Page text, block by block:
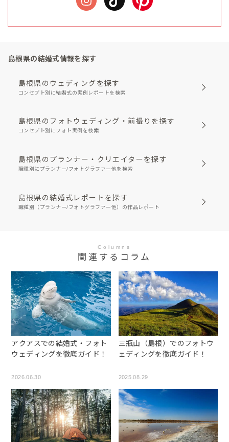
島根県の結婚式情報を探す
島根県のウェディングを探す
コンセプト別に結婚式の実例レポートを検索
島根県のフォトウェディング・前撮りを探す
コンセプト別にフォト実例を検索
島根県のプランナー・クリエイターを探す
職種別にプランナー/フォトグラファー他を検索
島根県の結婚式レポートを探す
職種別（プランナー/フォトグラファー他）の作品レポート
Columns
関連するコラム
アクアスでの結婚式・フォト
ウェディングを徹底ガイド！
2026.06.30
三瓶山（島根）でのフォトウ
ェディングを徹底ガイド！
2025.08.29